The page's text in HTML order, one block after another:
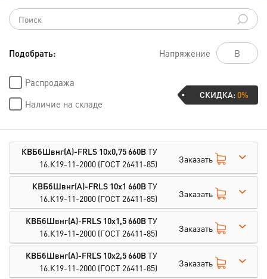
Подобрать: Напряжение
Распродажа
Наличие на складе
СКИДКА:0%
КВБбШвнг(А)-FRLS 10х0,75 660ВТУ
16.К19-11-2000 (ГОСТ 26411-85) Заказать
КВБбШвнг(А)-FRLS 10х1 660ВТУ
16.К19-11-2000 (ГОСТ 26411-85) Заказать
КВБбШвнг(А)-FRLS 10х1,5 660ВТУ
16.К19-11-2000 (ГОСТ 26411-85) Заказать
КВБбШвнг(А)-FRLS 10х2,5 660ВТУ
16.К19-11-2000 (ГОСТ 26411-85) Заказать